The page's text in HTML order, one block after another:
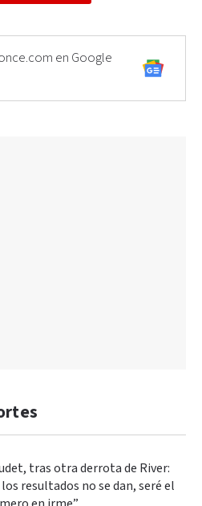
en Google
tras otra derrota de River:
los resultados no se dan, seré el